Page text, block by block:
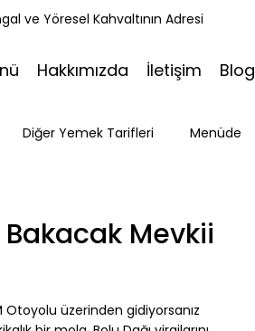
ve Yöresel Kahvaltının Adresi
Hakkımızda İletişim Blog
Diğer Yemek Tarifleri Menüde
Mevkii
üzerinden gidiyorsanız